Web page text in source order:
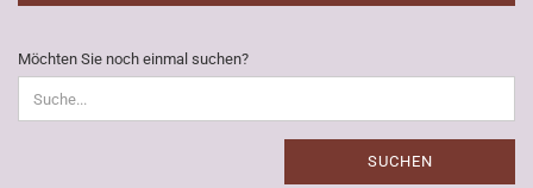
MÖCHTEN
SIE
NOCH
EINMAL
Möchten Sie noch einmal suchen?
SUCHEN